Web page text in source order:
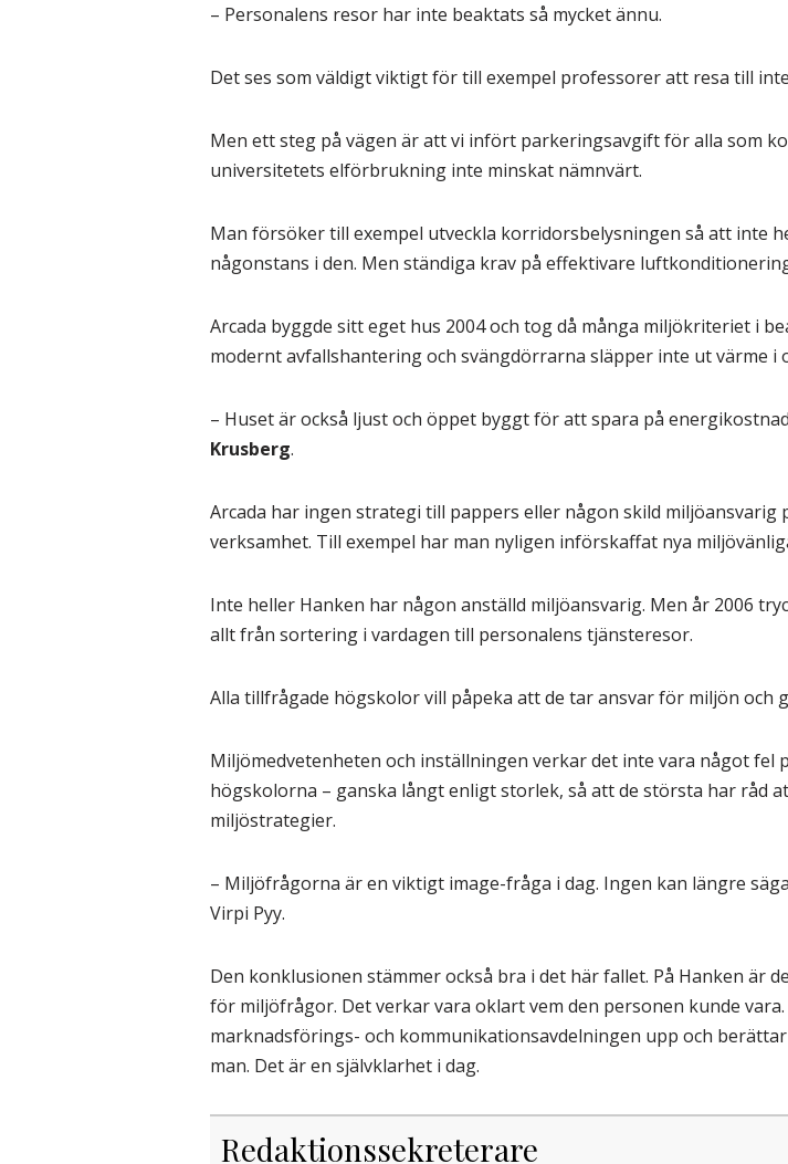
– Personalens resor har inte beaktats så mycket ännu.
Det ses som väldigt viktigt för till exempel professorer att resa till
Men ett steg på vägen är att vi infört parkeringsavgift för alla som
universitetets elförbrukning inte minskat nämnvärt.
Man försöker till exempel utveckla korridorsbelysningen så att inte
någonstans i den. Men ständiga krav på effektivare
Arcada byggde sitt eget hus 2004 och tog då många miljökriteriet i
modernt avfallshantering och svängdörrarna släpper inte ut värme i
– Huset är också ljust och öppet byggt för att spara på
Krusberg.
Arcada har ingen strategi till pappers eller någon skild miljöansvarig
verksamhet. Till exempel har man nyligen införskaffat nya
Inte heller Hanken har någon anställd miljöansvarig. Men år 2006
allt från sortering i vardagen till personalens tjänsteresor.
Alla tillfrågade högskolor vill påpeka att de tar ansvar för miljön
Miljömedvetenheten och inställningen verkar det inte vara något fel
högskolorna – ganska långt enligt storlek, så att de största har råd
miljöstrategier.
– Miljöfrågorna är en viktigt image-fråga i dag. Ingen kan längre
Virpi Pyy.
Den konklusionen stämmer också bra i det här fallet. På Hanken är
för miljöfrågor. Det verkar vara oklart vem den personen kunde
marknadsförings- och kommunikationsavdelningen upp och
man. Det är en självklarhet i dag.
Redaktionssekreterare